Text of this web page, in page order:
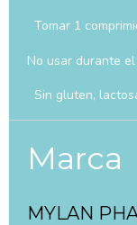
Tomar 1
No usar durante
Sin gluten,
Marca
MYLAN